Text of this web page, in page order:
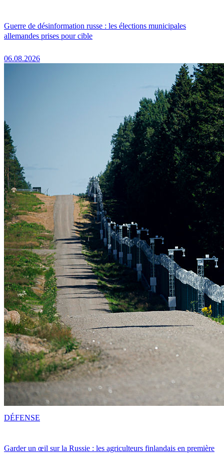
Guerre de désinformation russe : les élections municipales
allemandes prises pour cible
06.08.2026
Garder un œil sur la Russie : les agriculteurs finlandais en première
DÉFENSE